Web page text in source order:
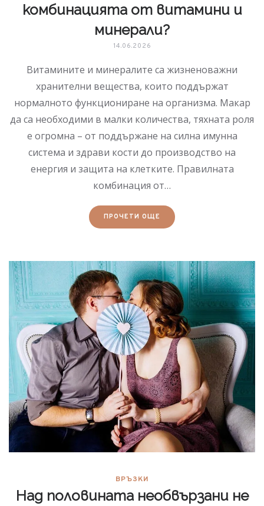
комбинацията от витамини и
минерали?
14.06.2026
Витамините и минералите са жизненоважни
хранителни вещества, които поддържат
нормалното функциониране на организма. Макар
да са необходими в малки количества, тяхната роля
е огромна – от поддържане на силна имунна
система и здрави кости до производство на
енергия и защита на клетките. Правилната
комбинация от…
ПРОЧЕТИ ОЩЕ
ВРЪЗКИ
Над половината необвързани не